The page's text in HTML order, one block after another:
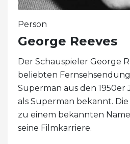
Person
George Reeves
Der Schauspieler George
beliebten
Superman aus den 1950er
als Superman bekannt.
zu einem bekannten
seine Filmkarriere.